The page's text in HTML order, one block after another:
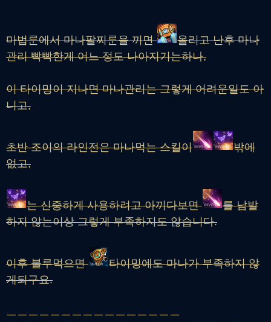
마법룬에서 마나팔찌룬을 끼면
올리고 난후 마나
관리 빡빡한게 어느 정도 나아지기는하나,
이 타이밍이 지나면 마나관리는 그렇게 어려운일도 아
니고,
초반 조이의 라인전은 마나먹는 스킬이
밖에
없고,
는 신중하게 사용하려고 아끼다보면
를 남발
하지 않는이상 그렇게 부족하지도 않습니다.
이후 블루먹으면
타이밍에도 마나가 부족하지 않
게되구요.
ㅡㅡㅡㅡㅡㅡㅡㅡㅡㅡㅡㅡㅡㅡㅡㅡ